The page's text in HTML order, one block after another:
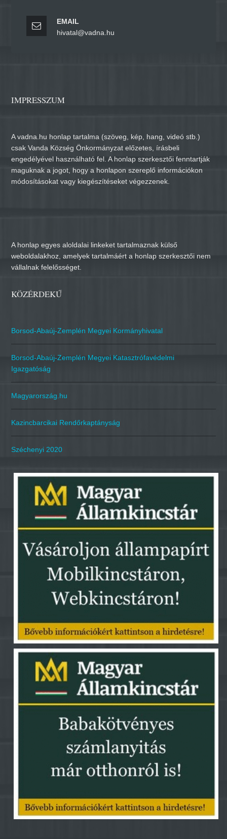
EMAIL
hivatal@vadna.hu
IMPRESSZUM
A vadna.hu honlap tartalma (szöveg, kép, hang, videó stb.)
csak Vanda Község Önkormányzat előzetes, írásbeli
engedélyével használható fel. A honlap szerkesztői fenntartják
maguknak a jogot, hogy a honlapon szereplő információkon
módosításokat vagy kiegészítéseket végezzenek.
A honlap egyes aloldalai linkeket tartalmaznak külső
weboldalakhoz, amelyek tartalmáért a honlap szerkesztői nem
vállalnak felelősséget.
KÖZÉRDEKŰ
Borsod-Abaúj-Zemplén Megyei Kormányhivatal
Borsod-Abaúj-Zemplén Megyei Katasztrófavédelmi
Igazgatóság
Magyarország.hu
Kazincbarcikai Rendőrkaptányság
Széchenyi 2020